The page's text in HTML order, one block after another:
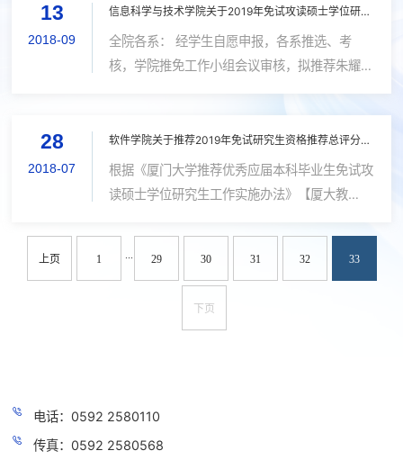
仔细核查姓名、学号等信息，如有出入，
请于2018年10月13日前...
13
2018-09
信息科学与技术学院关于2019年免试攻读硕士学位研究生推荐名单的公示
全院各系： 经学生自愿申报，各系推选、考
核，学院推免工作小组会议审核，拟推荐朱耀等
究生初步人选，推荐漆学雷同学为我院2019年
免试攻读硕士学位研究生（国防科工单位补偿...
28
2018-07
软件学院关于推荐2019年免试研究生资格推荐总评分排名的公示
根据《厦门大学推荐优秀应届本科毕业生免试攻
读硕士学位研究生工作实施办法》【厦大教
通知》【厦大教〔2018〕54号】文件精神，...
上页 1 ... 29 30 31 32 33
下页
电话：0592 2580110
传真：0592 2580568